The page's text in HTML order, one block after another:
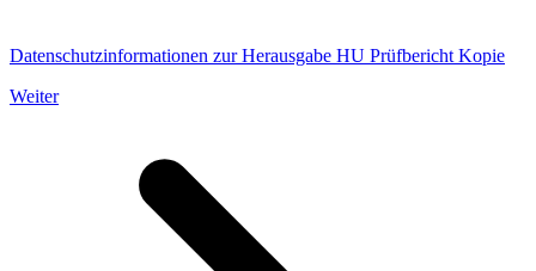
Datenschutzinformationen zur Herausgabe HU Prüfbericht Kopie
Weiter